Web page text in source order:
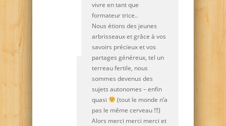
vivre en tant que
formateur trice..
Nous étions des jeunes
arbrisseaux et grâce à vos
savoirs précieux et vos
partages généreux, tel un
terreau fertile, nous
sommes devenus des
sujets autonomes – enfin
quasi
(tout le monde n’a
pas le même cerveau !!!)
Alors merci merci merci et